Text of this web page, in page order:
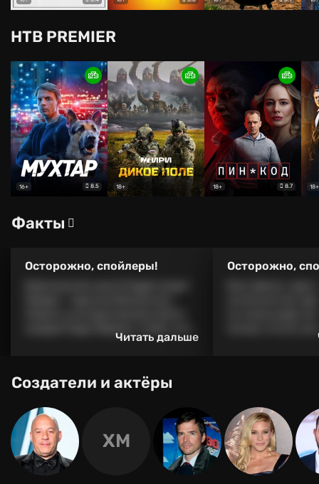
НТВ PREMIER
16+ 8.5 18+ 18+ 8.7 18+
Факты
Осторожно, спойлеры!
«Святым Полумёртвым».Читать дальше
Осторожно,
Создатели и актёры
ХМ